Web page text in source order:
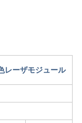
レーザモジュール